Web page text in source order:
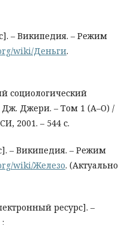
– Википедия. – Режим
wiki/Деньги.
социологический
Джери. – Том 1 (А–О) /
2001. – 544 с.
– Википедия. – Режим
wiki/Железо. (Актуально
ресурс]. –